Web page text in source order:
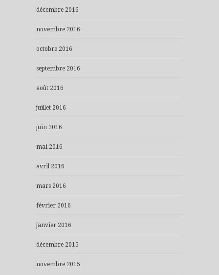
décembre 2016
novembre 2016
octobre 2016
septembre 2016
août 2016
juillet 2016
juin 2016
mai 2016
avril 2016
mars 2016
février 2016
janvier 2016
décembre 2015
novembre 2015